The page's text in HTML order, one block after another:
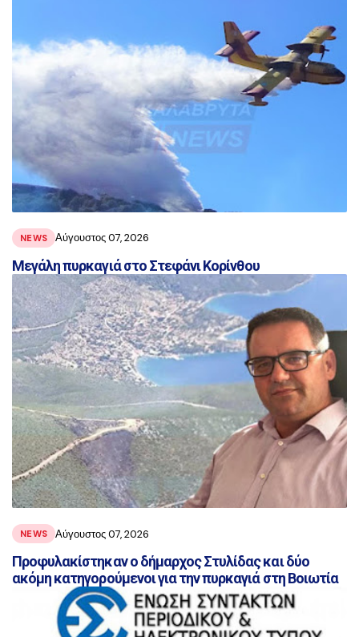
NEWS Αύγουστος 07, 2026
Μεγάλη πυρκαγιά στο Στεφάνι Κορίνθου
NEWS Αύγουστος 07, 2026
Προφυλακίστηκαν ο δήμαρχος Στυλίδας και δύο
ακόμη κατηγορούμενοι για την πυρκαγιά στη Βοιωτία